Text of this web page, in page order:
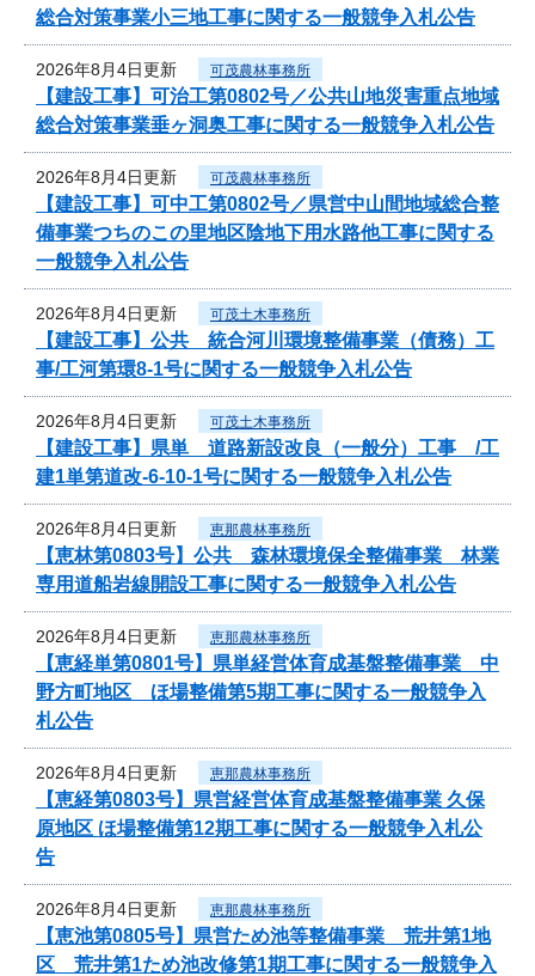
総合対策事業小三地工事に関する一般競争入札公告
2026年8月4日更新 可茂農林事務所
【建設工事】可治工第0802号／公共山地災害重点地域
総合対策事業垂ヶ洞奥工事に関する一般競争入札公告
2026年8月4日更新 可茂農林事務所
【建設工事】可中工第0802号／県営中山間地域総合整
備事業つちのこの里地区陰地下用水路他工事に関する
一般競争入札公告
2026年8月4日更新 可茂土木事務所
【建設工事】公共 統合河川環境整備事業（債務）工
事/工河第環8-1号に関する一般競争入札公告
2026年8月4日更新 可茂土木事務所
【建設工事】県単 道路新設改良（一般分）工事 /工
建1単第道改-6-10-1号に関する一般競争入札公告
2026年8月4日更新 恵那農林事務所
【恵林第0803号】公共 森林環境保全整備事業 林業
専用道船岩線開設工事に関する一般競争入札公告
2026年8月4日更新 恵那農林事務所
【恵経単第0801号】県単経営体育成基盤整備事業 中
野方町地区 ほ場整備第5期工事に関する一般競争入
札公告
2026年8月4日更新 恵那農林事務所
【恵経第0803号】県営経営体育成基盤整備事業 久保
原地区 ほ場整備第12期工事に関する一般競争入札公
告
2026年8月4日更新 恵那農林事務所
【恵池第0805号】県営ため池等整備事業 荒井第1地
区 荒井第1ため池改修第1期工事に関する一般競争入